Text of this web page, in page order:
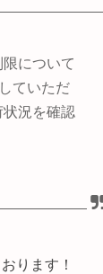
について
ていただ
況を確認
ります！